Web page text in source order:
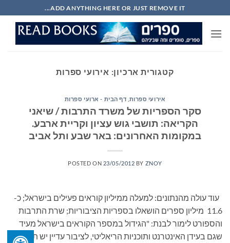
to
content
ADD ANYTHING HERE OR JUST REMOVE IT...
קטגורית ארכיון: אירועי ספרות
אירועי ספרות דף הבית - ארועי ספרות
סקר הספריות של משרד התרבות / שיאני
הקריאה: תושבי גוש עציון וקריית ארבע.
במקומות האחרונים: באר שבע ותל אביב
POSTED ON 23/05/2012 BY ZNOY
עוד עולה מהנתונים: למעלה ממיליון קוראים פעילים בישראל; כ-
11.6 מיליון ספרים הושאלו בספריות הציבוריות; שרת התרבות
והספורט לימור לבנת: "הגידול במספר הקוראים בישראל מעיד
שגם בעידן האינטרנט ותוכניות הריאליטי, לציבור עדיין יש תשוקה